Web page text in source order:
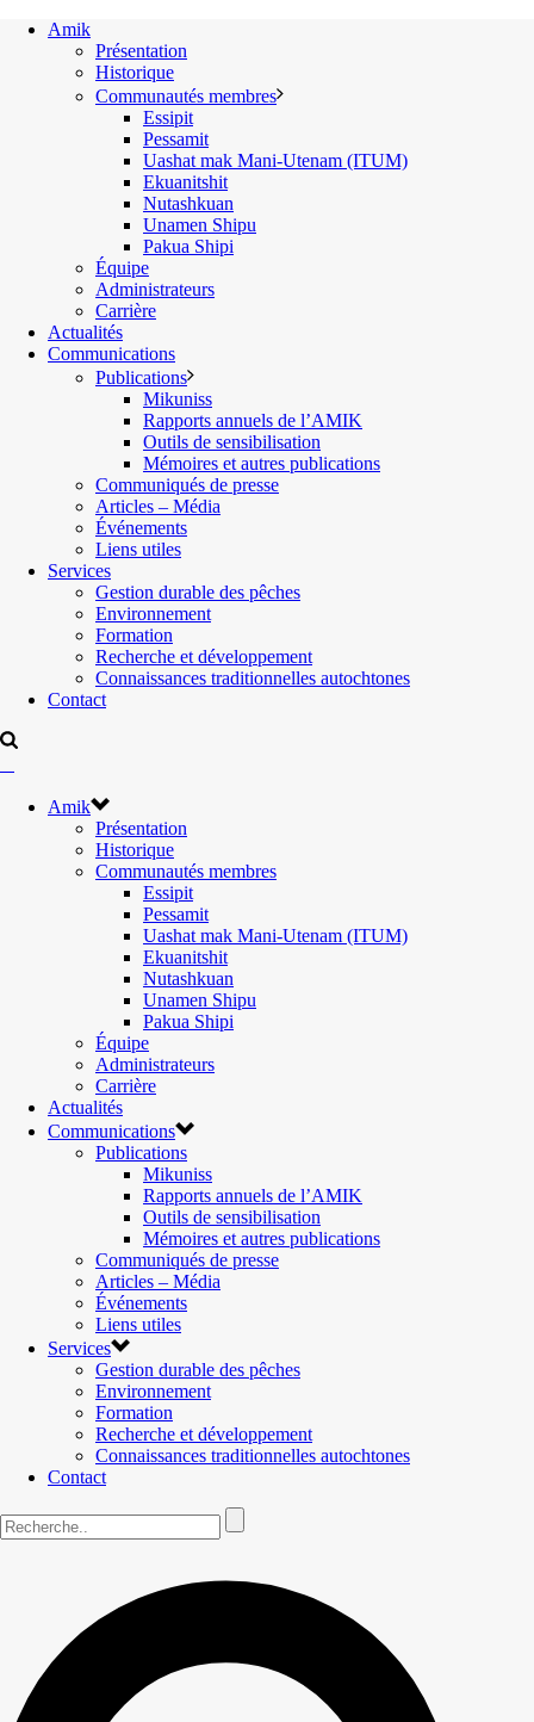
Amik
Présentation
Historique
Communautés membres
Essipit
Pessamit
Uashat mak Mani-Utenam (ITUM)
Ekuanitshit
Nutashkuan
Unamen Shipu
Pakua Shipi
Équipe
Administrateurs
Carrière
Actualités
Communications
Publications
Mikuniss
Rapports annuels de l’AMIK
Outils de sensibilisation
Mémoires et autres publications
Communiqués de presse
Articles – Média
Événements
Liens utiles
Services
Gestion durable des pêches
Environnement
Formation
Recherche et développement
Connaissances traditionnelles autochtones
Contact
Amik
Présentation
Historique
Communautés membres
Essipit
Pessamit
Uashat mak Mani-Utenam (ITUM)
Ekuanitshit
Nutashkuan
Unamen Shipu
Pakua Shipi
Équipe
Administrateurs
Carrière
Actualités
Communications
Publications
Mikuniss
Rapports annuels de l’AMIK
Outils de sensibilisation
Mémoires et autres publications
Communiqués de presse
Articles – Média
Événements
Liens utiles
Services
Gestion durable des pêches
Environnement
Formation
Recherche et développement
Connaissances traditionnelles autochtones
Contact